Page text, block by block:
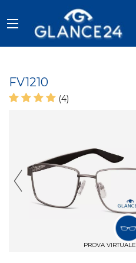
FV1210
(4)
PROVA VIRTUALE
Previous Slide